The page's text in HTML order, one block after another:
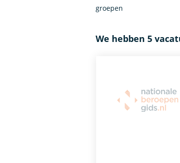
groepen
We hebben 5